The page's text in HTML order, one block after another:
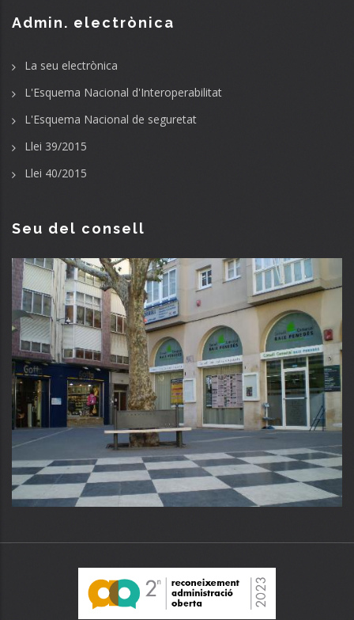
Admin. electrònica
La seu electrònica
L'Esquema Nacional d'Interoperabilitat
L'Esquema Nacional de seguretat
Llei 39/2015
Llei 40/2015
Seu del consell